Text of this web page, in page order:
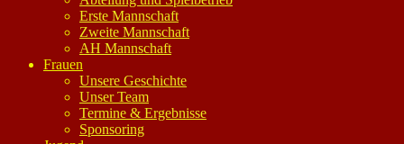
Erste Mannschaft
Zweite Mannschaft
AH Mannschaft
Frauen
Unsere Geschichte
Unser Team
Termine & Ergebnisse
Sponsoring